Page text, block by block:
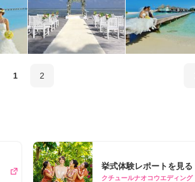
1 2
挙式体験レポートを見る
クチュールナオコウエディング